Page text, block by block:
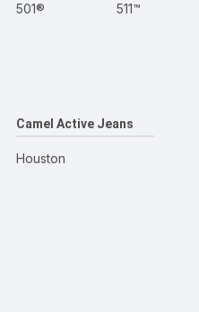
501® 511™
Camel Active Jeans
Houston